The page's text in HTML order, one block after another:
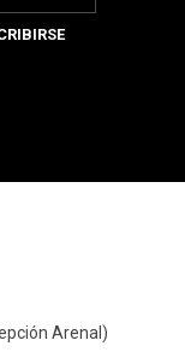
Arenal)